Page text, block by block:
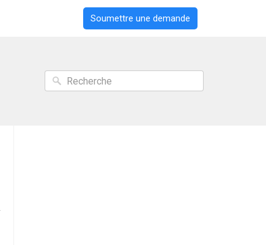
Soumettre une demande